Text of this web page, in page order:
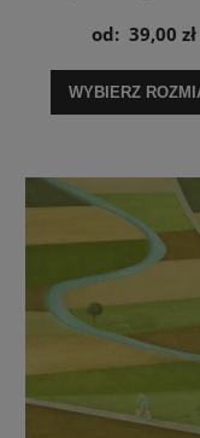
od: 39,00 zł
WYBIERZ